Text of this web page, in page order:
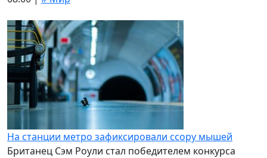
На станции метро зафиксировали ссору мышей
Британец Сэм Роули стал победителем конкурса